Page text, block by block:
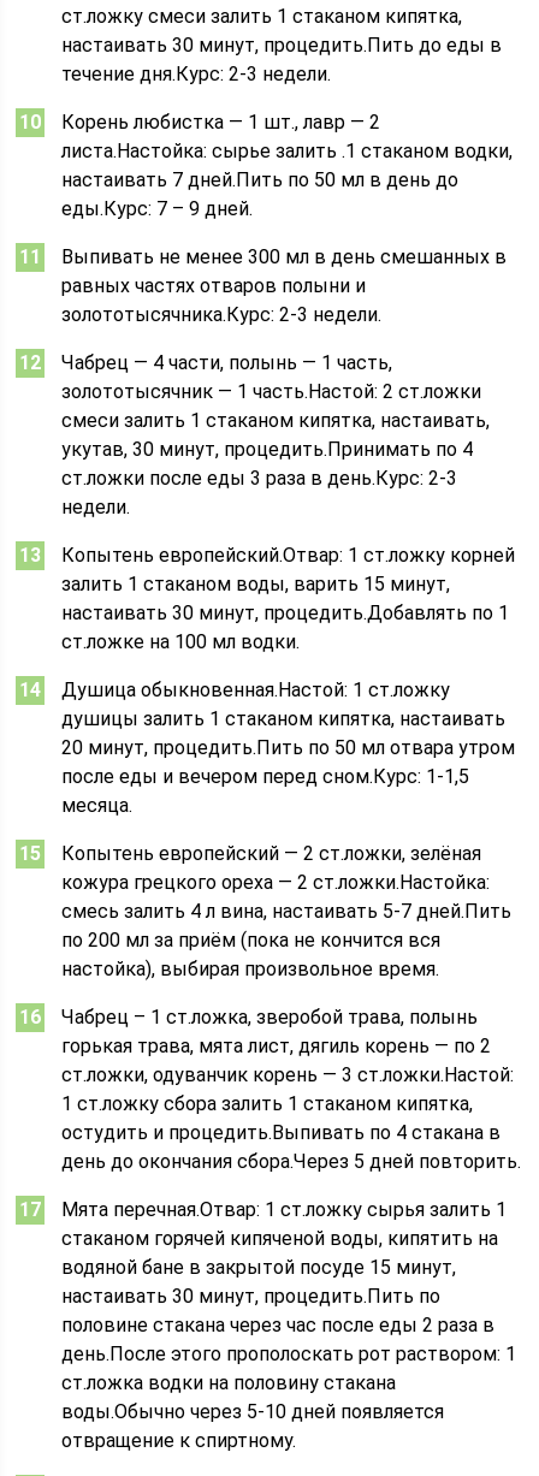
ст.ложку смеси залить 1 стаканом кипятка,
настаивать 30 минут, процедить.Пить до еды в
течение дня.Курс: 2-3 недели.
Корень любистка — 1 шт., лавр — 2
листа.Настойка: сырье залить .1 стаканом водки,
настаивать 7 дней.Пить по 50 мл в день до
еды.Курс: 7 – 9 дней.
Выпивать не менее 300 мл в день смешанных в
равных частях отваров полыни и
золототысячника.Курс: 2-3 недели.
Чабрец — 4 части, полынь — 1 часть,
золототысячник — 1 часть.Настой: 2 ст.ложки
смеси залить 1 стаканом кипятка, настаивать,
укутав, 30 минут, процедить.Принимать по 4
ст.ложки после еды 3 раза в день.Курс: 2-3
недели.
Копытень европейский.Отвар: 1 ст.ложку корней
залить 1 стаканом воды, варить 15 минут,
настаивать 30 минут, процедить.Добавлять по 1
ст.ложке на 100 мл водки.
Душица обыкновенная.Настой: 1 ст.ложку
душицы залить 1 стаканом кипятка, настаивать
20 минут, процедить.Пить по 50 мл отвара утром
после еды и вечером перед сном.Курс: 1-1,5
месяца.
Копытень европейский — 2 ст.ложки, зелёная
кожура грецкого ореха — 2 ст.ложки.Настойка:
смесь залить 4 л вина, настаивать 5-7 дней.Пить
по 200 мл за приём (пока не кончится вся
настойка), выбирая произвольное время.
Чабрец – 1 ст.ложка, зверобой трава, полынь
горькая трава, мята лист, дягиль корень — по 2
ст.ложки, одуванчик корень — 3 ст.ложки.Настой:
1 ст.ложку сбора залить 1 стаканом кипятка,
остудить и процедить.Выпивать по 4 стакана в
день до окончания сбора.Через 5 дней повторить.
Мята перечная.Отвар: 1 ст.ложку сырья залить 1
стаканом горячей кипяченой воды, кипятить на
водяной бане в закрытой посуде 15 минут,
настаивать 30 минут, процедить.Пить по
половине стакана через час после еды 2 раза в
день.После этого прополоскать рот раствором: 1
ст.ложка водки на половину стакана
воды.Обычно через 5-10 дней появляется
отвращение к спиртному.